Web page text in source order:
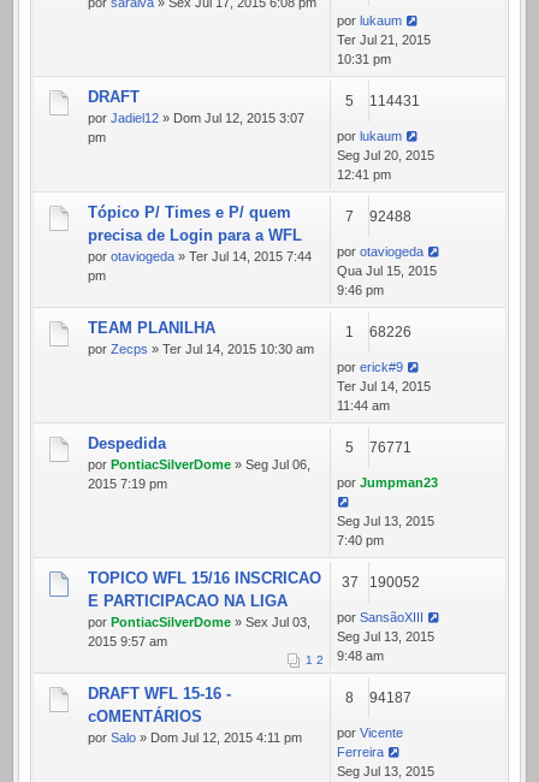
por lukaum
Ter Jul 21, 2015
10:31 pm
DRAFT
por Jadiel12 » Dom Jul 12, 2015 3:07
pm
5 114431
por lukaum
Seg Jul 20, 2015
12:41 pm
Tópico P/ Times e P/ quem
precisa de Login para a WFL
por otaviogeda » Ter Jul 14, 2015 7:44
pm
7 92488
por otaviogeda
Qua Jul 15, 2015
9:46 pm
TEAM PLANILHA
por Zecps » Ter Jul 14, 2015 10:30 am
1 68226
por erick#9
Ter Jul 14, 2015
11:44 am
Despedida
por PontiacSilverDome » Seg Jul 06,
2015 7:19 pm
5 76771
por Jumpman23
Seg Jul 13, 2015
7:40 pm
TOPICO WFL 15/16 INSCRICAO
E PARTICIPACAO NA LIGA
por PontiacSilverDome » Sex Jul 03,
2015 9:57 am
1 2
37 190052
por SansãoXIII
Seg Jul 13, 2015
9:48 am
DRAFT WFL 15-16 -
cOMENTÁRIOS
por Salo » Dom Jul 12, 2015 4:11 pm
8 94187
por Vicente
Ferreira
Seg Jul 13, 2015